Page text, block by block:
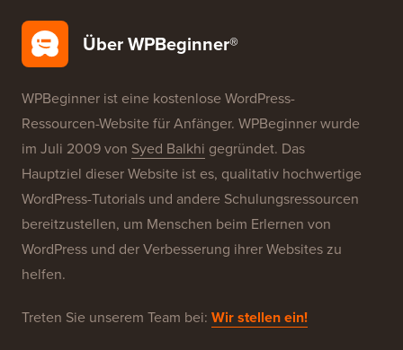
Über WPBeginner®
WPBeginner ist eine kostenlose WordPress-
Ressourcen-Website für Anfänger. WPBeginner wurde
im Juli 2009 von Syed Balkhi gegründet. Das
Hauptziel dieser Website ist es, qualitativ hochwertige
WordPress-Tutorials und andere Schulungsressourcen
bereitzustellen, um Menschen beim Erlernen von
WordPress und der Verbesserung ihrer Websites zu
helfen.
Treten Sie unserem Team bei: Wir stellen ein!